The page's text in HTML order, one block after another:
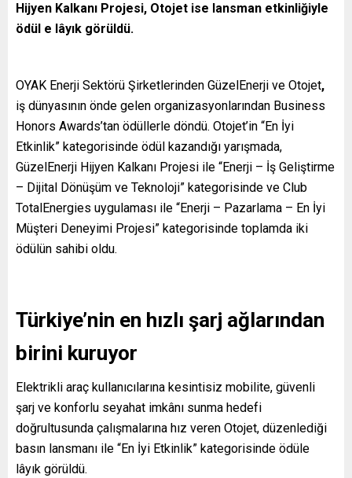
Hijyen Kalkanı Projesi, Otojet ise lansman etkinliğiyle
ödül e lâyık görüldü.
OYAK Enerji Sektörü Şirketlerinden GüzelEnerji ve Otojet,
iş dünyasının önde gelen organizasyonlarından Business
Honors Awards’tan ödüllerle döndü. Otojet’in “En İyi
Etkinlik” kategorisinde ödül kazandığı yarışmada,
GüzelEnerji Hijyen Kalkanı Projesi ile “Enerji – İş Geliştirme
– Dijital Dönüşüm ve Teknoloji” kategorisinde ve Club
TotalEnergies uygulaması ile “Enerji – Pazarlama – En İyi
Müşteri Deneyimi Projesi” kategorisinde toplamda iki
ödülün sahibi oldu.
Türkiye’nin en hızlı şarj ağlarından
birini kuruyor
Elektrikli araç kullanıcılarına kesintisiz mobilite, güvenli
şarj ve konforlu seyahat imkânı sunma hedefi
doğrultusunda çalışmalarına hız veren Otojet, düzenlediği
basın lansmanı ile “En İyi Etkinlik” kategorisinde ödüle
lâyık görüldü.